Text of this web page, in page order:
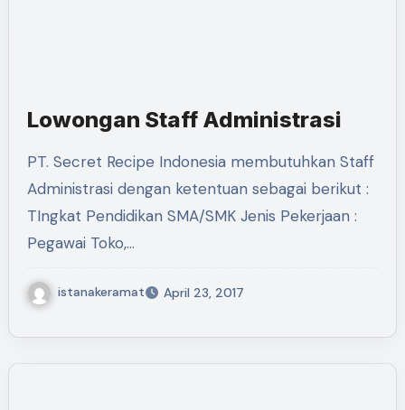
Lowongan Staff Administrasi
PT. Secret Recipe Indonesia membutuhkan Staff
Administrasi dengan ketentuan sebagai berikut :
TIngkat Pendidikan SMA/SMK Jenis Pekerjaan :
Pegawai Toko,…
istanakeramat April 23, 2017